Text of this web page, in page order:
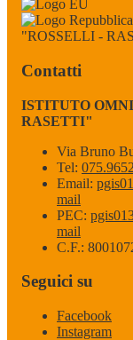
"ROSSELLI -
Contatti
ISTITUTO
RASETTI"
Via Bruno
Tel:
Email:
mail
PEC:
mail
C.F.:
Seguici su
Facebook
Instagram